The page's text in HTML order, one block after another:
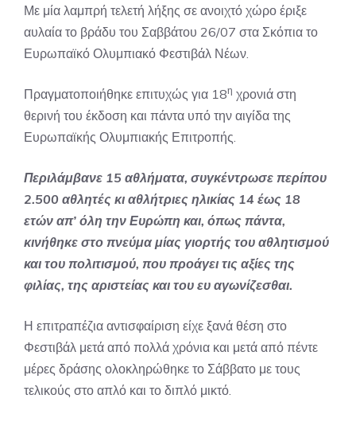
Με μία λαμπρή τελετή λήξης σε ανοιχτό χώρο έριξε
αυλαία το βράδυ του Σαββάτου 26/07 στα Σκόπια το
Ευρωπαϊκό Ολυμπιακό Φεστιβάλ Νέων.
Πραγματοποιήθηκε επιτυχώς για 18η χρονιά στη
θερινή του έκδοση και πάντα υπό την αιγίδα της
Ευρωπαϊκής Ολυμπιακής Επιτροπής.
Περιλάμβανε 15 αθλήματα, συγκέντρωσε περίπου
2.500 αθλητές κι αθλήτριες ηλικίας 14 έως 18
ετών απ’ όλη την Ευρώπη και, όπως πάντα,
κινήθηκε στο πνεύμα μίας γιορτής του αθλητισμού
και του πολιτισμού, που προάγει τις αξίες της
φιλίας, της αριστείας και του ευ αγωνίζεσθαι.
Η επιτραπέζια αντισφαίριση είχε ξανά θέση στο
Φεστιβάλ μετά από πολλά χρόνια και μετά από πέντε
μέρες δράσης ολοκληρώθηκε το Σάββατο με τους
τελικούς στο απλό και το διπλό μικτό.